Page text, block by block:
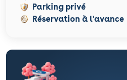
Parking privé
Réservation à l'avance